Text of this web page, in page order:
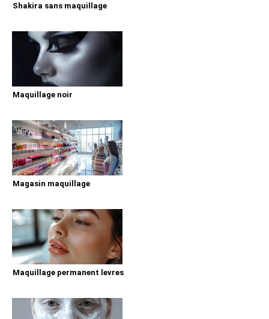
Shakira sans maquillage
Maquillage noir
Magasin maquillage
Maquillage permanent levres